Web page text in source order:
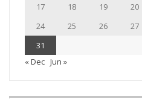
17
18 19 20
24
25 26 27
31
« Dec Jun »